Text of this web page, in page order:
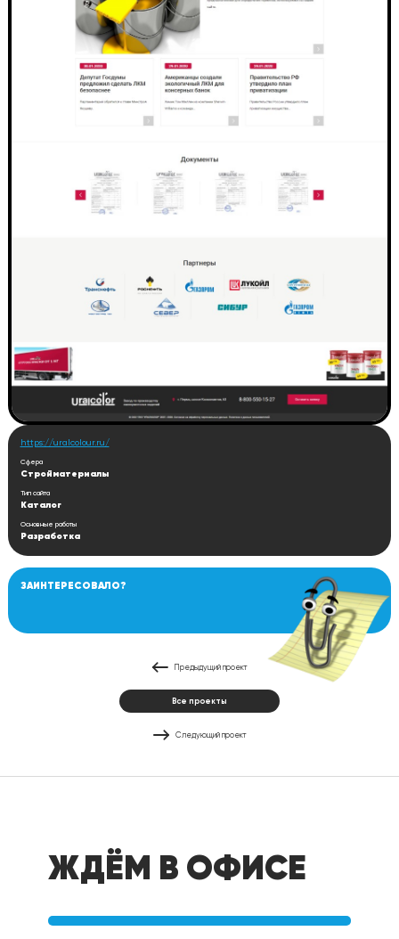
https://uralcolour.ru/
Сфера
Стройматериалы
Тип сайта
Каталог
Основные работы
Разработка
ЗАИНТЕРЕСОВАЛО?
Предыдущий проект
Все проекты
Следующий проект
ЖДЁМ В ОФИСЕ